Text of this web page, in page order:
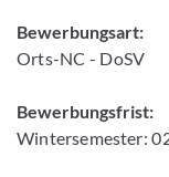
Bewerbungsart:
Orts-NC - DoSV
Bewerbungsfrist:
Wintersemester: